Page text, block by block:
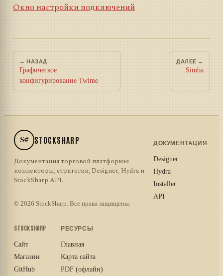
Окно настройки подключений
← НАЗАД
Графическое
конфигурирование Twime
ДАЛЕЕ →
Simba
S# STOCKSHARP
Документация торговой платформы:
коннекторы, стратегии, Designer, Hydra и
StockSharp API.
© 2026 StockSharp. Все права защищены.
ДОКУМЕНТАЦИЯ
Designer
Hydra
Installer
API
STOCKSHARP
Сайт
Магазин
GitHub
РЕСУРСЫ
Главная
Карта сайта
PDF (офлайн)